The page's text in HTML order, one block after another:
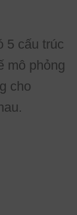
5 cấu trúc
mô phỏng
cho